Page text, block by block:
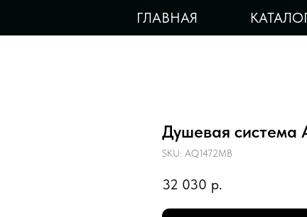
ГЛАВНАЯ
Душевая система
SKU: AQ1472MB
32 030 р.